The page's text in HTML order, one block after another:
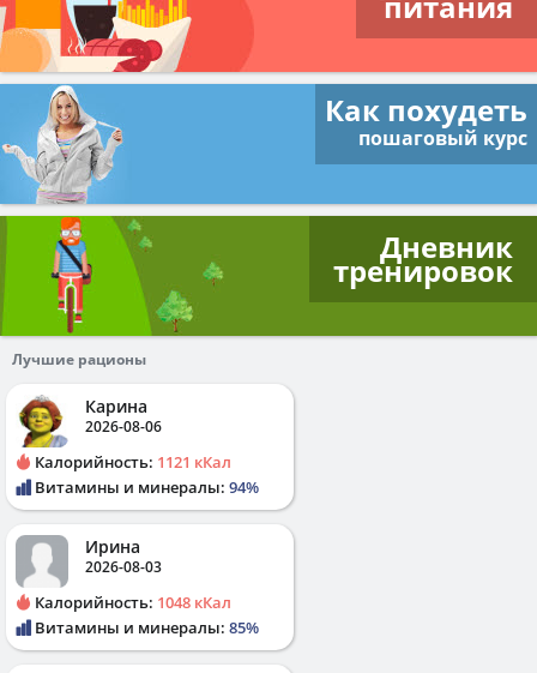
Как похудеть
пошаговый курс
Дневник
тренировок
Лучшие рационы
Карина
2026-08-06
Калорийность: 1121 кКал
Витамины и минералы: 94%
Ирина
2026-08-03
Калорийность: 1048 кКал
Витамины и минералы: 85%